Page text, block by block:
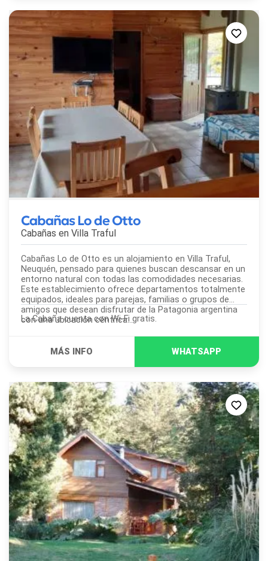
Cabañas Lo de Otto
Cabañas en Villa Traful
Cabañas Lo de Otto es un alojamiento en Villa Traful,
Neuquén, pensado para quienes buscan descansar en un
entorno natural con todas las comodidades necesarias.
Este establecimiento ofrece departamentos totalmente
equipados, ideales para parejas, familias o grupos de
amigos que desean disfrutar de la Patagonia argentina
con una ubicación céntrica...La Cabaña cuenta con Wi-Fi gratis.